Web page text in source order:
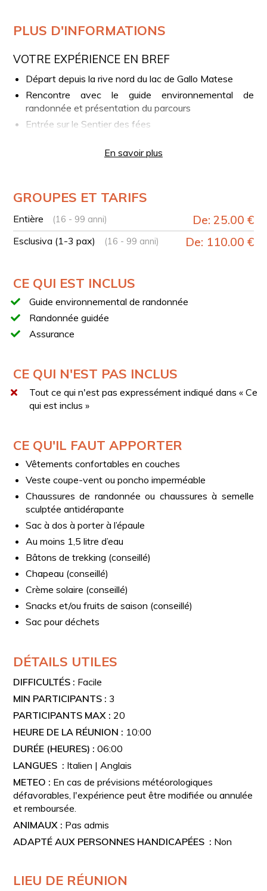
PLUS D'INFORMATIONS
VOTRE EXPÉRIENCE EN BREF
Départ depuis la rive nord du lac de Gallo Matese
Rencontre avec le guide environnemental de
randonnée et présentation du parcours
Entrée sur le Sentier des fées
Arrivée au Campo Figliolo
DÉTAILS TECHNIQUES
Durée : environ 6 heures
Longueur : 8,70 km
Dénivelé : +/- 600 m
EXPÉRIENCE EXCLUSIVE OU SORTIE EN
GROUPE
et sera confirmé avec un minimum de 4 participants.
Pour les sorties en groupe, consultez le calendrier pour
En savoir plus
GROUPES ET TARIFS
Entière (16 - 99 anni) De: 25.00 €
Esclusiva (1-3 pax) (16 - 99 anni) De: 110.00 €
CE QUI EST INCLUS
Guide environnemental de randonnée
Randonnée guidée
Assurance
CE QUI N'EST PAS INCLUS
Tout ce qui n'est pas expressément indiqué dans « Ce
qui est inclus »
CE QU'IL FAUT APPORTER
Vêtements confortables en couches
Veste coupe-vent ou poncho imperméable
Chaussures de randonnée ou chaussures à semelle
sculptée antidérapante
Sac à dos à porter à l’épaule
Au moins 1,5 litre d’eau
Bâtons de trekking (conseillé)
Chapeau (conseillé)
Crème solaire (conseillé)
Snacks et/ou fruits de saison (conseillé)
Sac pour déchets
DÉTAILS UTILES
DIFFICULTÉS : Facile
MIN PARTICIPANTS : 3
PARTICIPANTS MAX :20
HEURE DE LA RÉUNION : 10:00
DURÉE (HEURES) :06:00
LANGUES : Italien | Anglais
METEO : En cas de prévisions météorologiques
défavorables, l'expérience peut être modifiée ou annulée
et remboursée.
ANIMAUX : Pas admis
ADAPTÉ AUX PERSONNES HANDICAPÉES : Non
LIEU DE RÉUNION